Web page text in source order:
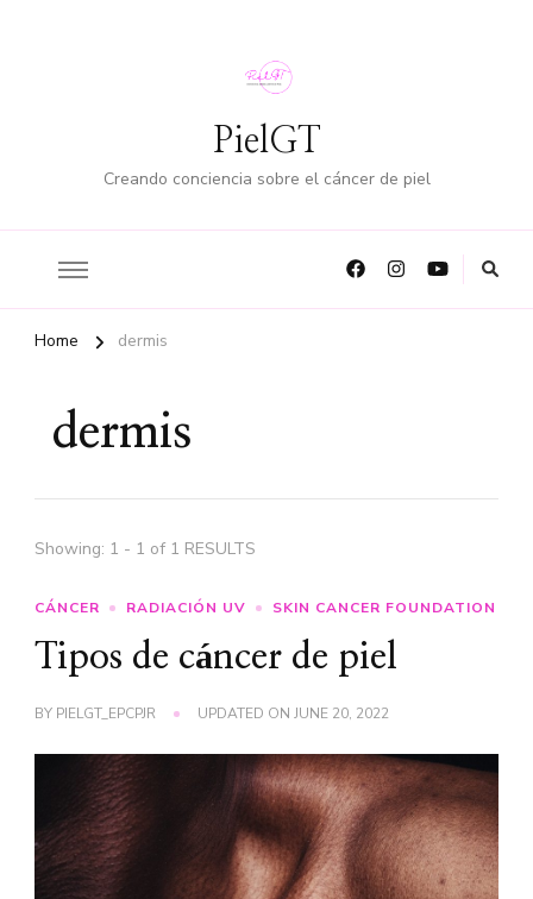
PielGT
Creando conciencia sobre el cáncer de piel
Home dermis
dermis
Showing: 1 - 1 of 1 RESULTS
CÁNCER RADIACIÓN UV SKIN CANCER FOUNDATION
Tipos de cáncer de piel
BY PIELGT_EPCPJR UPDATED ON JUNE 20, 2022